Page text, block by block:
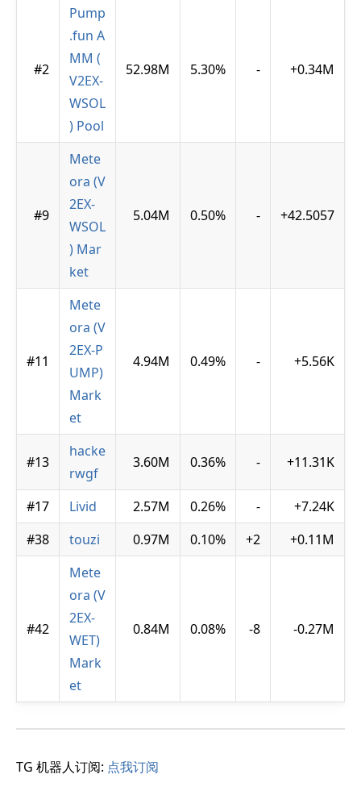
#2
Pump
.fun A
MM (
V2EX-
WSOL
) Pool
52.98M 5.30% - +0.34M
#9
Mete
ora (V
2EX-
WSOL
) Mar
ket
5.04M 0.50% - +42.5057
#11
Mete
ora (V
2EX-P
UMP)
Mark
et
4.94M 0.49% - +5.56K
#13
hacke
rwgf
3.60M 0.36% - +11.31K
#17 Livid 2.57M 0.26% -
+7.24K
#38
touzi 0.97M 0.10% +2 +0.11M
#42
Mete
ora (V
2EX-
WET)
Mark
et
0.84M 0.08% -8 -0.27M
TG 机器人订阅: 点我订阅